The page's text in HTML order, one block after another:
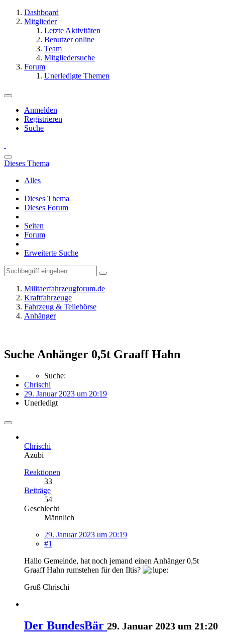
Dashboard
Mitglieder
Letzte Aktivitäten
Benutzer online
Team
Mitgliedersuche
Forum
Unerledigte Themen
Anmelden
Registrieren
Suche
Dieses Thema
Alles
Dieses Thema
Dieses Forum
Seiten
Forum
Erweiterte Suche
Militaerfahrzeugforum.de
Kraftfahrzeuge
Fahrzeug & Teilebörse
Anhänger
Suche Anhänger 0,5t Graaff Hahn
Suche:
Chrischi
29. Januar 2023 um 20:19
Unerledigt
Chrischi
Azubi
Reaktionen
33
Beiträge
54
Geschlecht
Männlich
29. Januar 2023 um 20:19
#1
Hallo Gemeinde, hat noch jemand einen Anhänger 0,5t
Graaff Hahn rumstehen für den Iltis?
Gruß Chrischi
Der BundesBär 29. Januar 2023 um 21:20